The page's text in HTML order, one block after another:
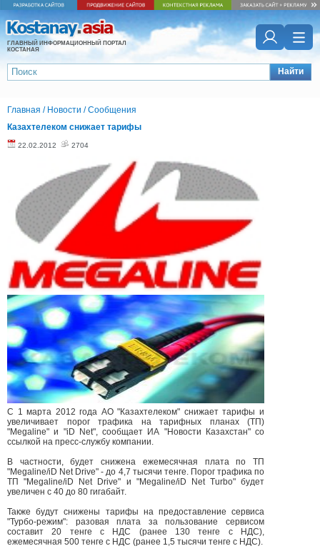
ГЛАВНЫЙ ИНФОРМАЦИОННЫЙ ПОРТАЛ
КОСТАНАЯ
Найти
Главная / Новости /Сообщения
Казахтелеком снижает тарифы
22.02.2012 2704
С 1 марта 2012 года АО "Казахтелеком" снижает тарифы и
увеличивает порог трафика на тарифных планах (ТП)
"Megaline" и "iD Net", сообщает ИА "Новости Казахстан" со
ссылкой на пресс-службу компании.
В частности, будет снижена ежемесячная плата по ТП
"Megaline/iD Net Drive" - до 4,7 тысячи тенге. Порог трафика по
ТП "Megaline/iD Net Drive" и "Megaline/iD Net Turbo" будет
увеличен с 40 до 80 гигабайт.
Также будут снижены тарифы на предоставление сервиса
"Турбо-режим": разовая плата за пользование сервисом
составит 20 тенге с НДС (ранее 130 тенге с НДС),
ежемесячная 500 тенге с НДС (ранее 1,5 тысячи тенге с НДС).